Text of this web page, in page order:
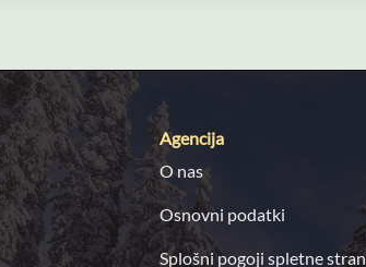
direktor projektov pri Elektro Gorenjska d. d.